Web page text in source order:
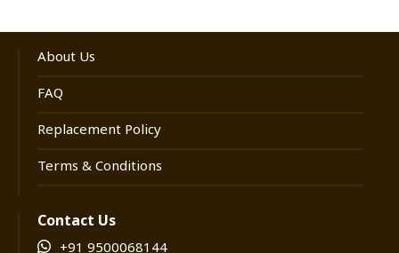
About Us
FAQ
Replacement Policy
Terms & Conditions
Contact Us
+91 9500068144